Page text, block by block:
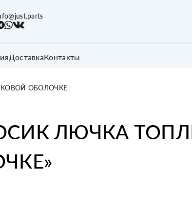
ДоставкаКонтакты
ОБОЛОЧКЕ
ЛЮЧКА
»